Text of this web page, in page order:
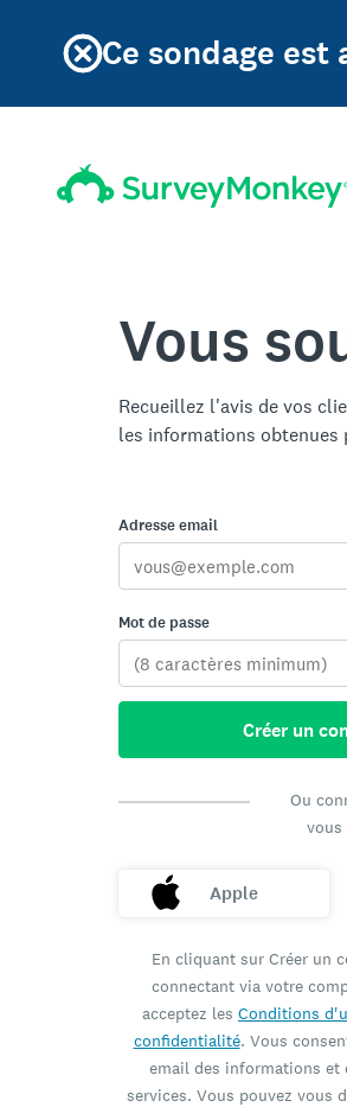
Ce sondage
Vous
Recueillez l'avis de vos
les informations obtenues
Adresse email
Mot de passe
Créer un
Ou
vous
Apple
En cliquant sur Créer un
connectant via votre
acceptez les Conditions
confidentialité. Vous
email des informations et
services. Vous pouvez vous